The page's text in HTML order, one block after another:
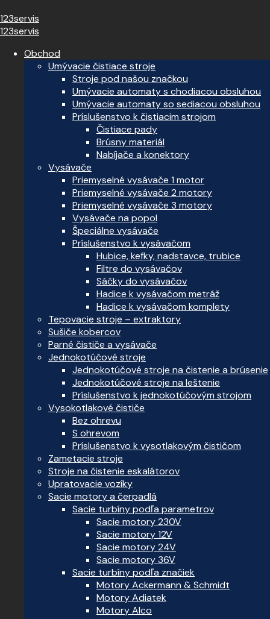
123servis
123servis
Obchod
Umývacie čistiace stroje
Stroje pod našou značkou
Umývacie automaty s chodiacou obsluhou
Umývacie automaty so sediacou obsluhou
Príslušenstvo k čistiacim strojom
Čistiace pady
Brúsny materiál
Nabíjače a konektory
Vysávače
Priemyselné vysávače 1 motor
Priemyselné vysávače 2 motory
Priemyselné vysávače 3 motory
Vysávače na popol
Špeciálne vysávače
Príslušenstvo k vysávačom
Hubice, kefky, nadstavce, trubice
Filtre do vysávačov
Sáčky do vysávačov
Hadice k vysávačom metráž
Hadice k vysávačom komplety
Tepovacie stroje – extraktory
Sušiče kobercov
Parné čističe a vysávače
Jednokotúčové stroje
Jednokotúčové stroje na čistenie a brúsenie
Jednokotúčové stroje na leštenie
Príslušenstvo k jednokotúčovým strojom
Vysokotlakové čističe
Bez ohrevu
S ohrevom
Príslušenstvo k vysotlakovým čističom
Zametacie stroje
Stroje na čistenie eskalátorov
Upratovacie vozíky
Sacie motory a čerpadlá
Sacie turbíny podľa parametrov
Sacie motory 230V
Sacie motory 12V
Sacie motory 24V
Sacie motory 36V
Sacie turbíny podľa značiek
Motory Ackermann & Schmidt
Motory Adiatek
Motory Alco